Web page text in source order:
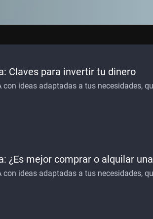
Claves para invertir tu dinero
con ideas adaptadas a tus necesidades,
¿Es mejor comprar o alquilar
con ideas adaptadas a tus necesidades,